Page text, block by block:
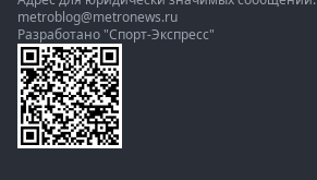
metroblog@metronews.ru
Разработано "Спорт-Экспресс"